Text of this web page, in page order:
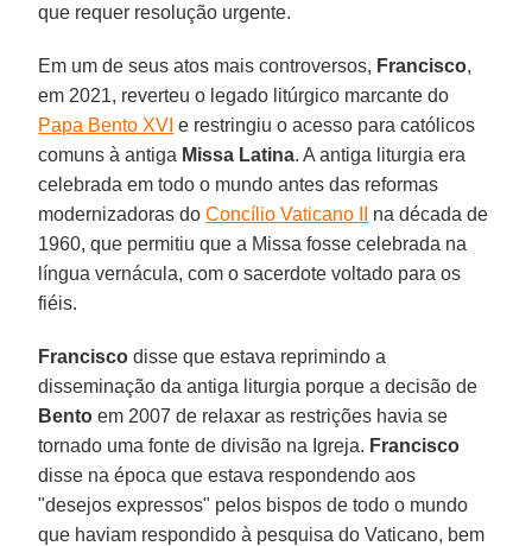
que requer resolução urgente.
Em um de seus atos mais controversos, Francisco,
em 2021, reverteu o legado litúrgico marcante do
Papa Bento XVI e restringiu o acesso para católicos
comuns à antiga Missa Latina. A antiga liturgia era
celebrada em todo o mundo antes das reformas
modernizadoras doConcílio Vaticano II
na década de
1960, que permitiu que a Missa fosse celebrada na
língua vernácula, com o sacerdote voltado para os
fiéis.
Francisco disse que estava reprimindo a
disseminação da antiga liturgia porque a decisão de
Bento em 2007 de relaxar as restrições havia se
tornado uma fonte de divisão na Igreja. Francisco
disse na época que estava respondendo aos
"desejos expressos" pelos bispos de todo o mundo
que haviam respondido à pesquisa do Vaticano, bem